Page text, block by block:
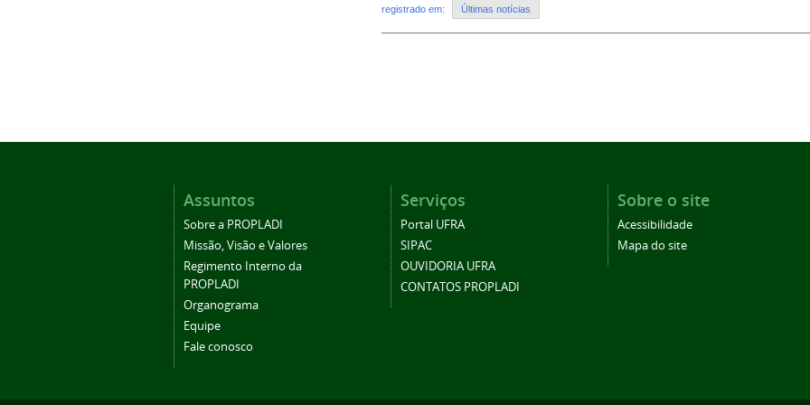
registrado em: Últimas notícias
Assuntos
Sobre a PROPLADI
Missão, Visão e Valores
Regimento Interno da
PROPLADI
Organograma
Equipe
Fale conosco
Serviços
Portal UFRA
SIPAC
OUVIDORIA UFRA
CONTATOS PROPLADI
Sobre o site
Acessibilidade
Mapa do site